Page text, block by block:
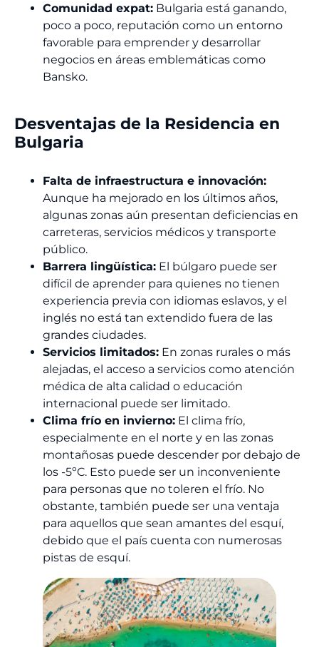
Comunidad expat: Bulgaria está ganando,
poco a poco, reputación como un entorno
favorable para emprender y desarrollar
negocios en áreas emblemáticas como
Bansko.
Desventajas de la Residencia en
Bulgaria
Falta de infraestructura e innovación:
Aunque ha mejorado en los últimos años,
algunas zonas aún presentan deficiencias en
carreteras, servicios médicos y transporte
público.
Barrera lingüística: El búlgaro puede ser
difícil de aprender para quienes no tienen
experiencia previa con idiomas eslavos, y el
inglés no está tan extendido fuera de las
grandes ciudades.
Servicios limitados: En zonas rurales o más
alejadas, el acceso a servicios como atención
médica de alta calidad o educación
internacional puede ser limitado.
Clima frío en invierno: El clima frío,
especialmente en el norte y en las zonas
montañosas puede descender por debajo de
los -5ºC. Esto puede ser un inconveniente
para personas que no toleren el frío. No
obstante, también puede ser una ventaja
para aquellos que sean amantes del esquí,
debido que el país cuenta con numerosas
pistas de esquí.